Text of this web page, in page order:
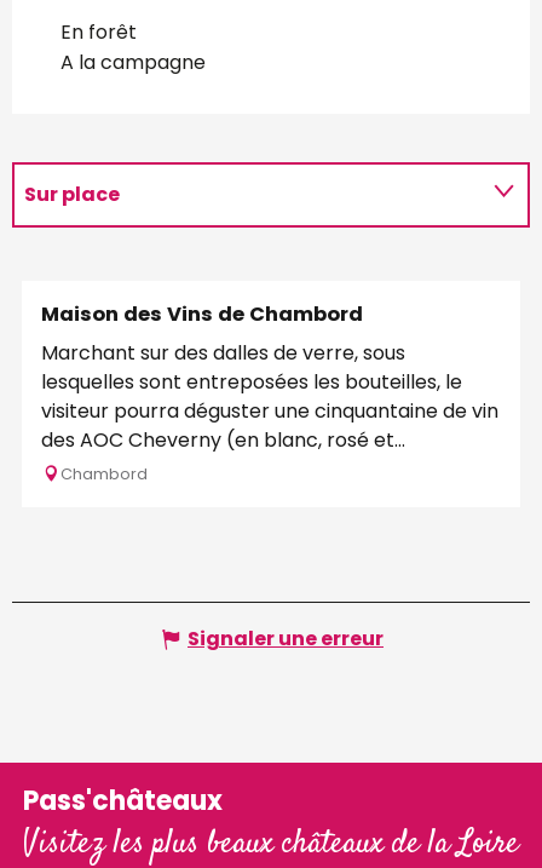
En forêt
A la campagne
Sur place
Maison des Vins de Chambord
Marchant sur des dalles de verre, sous
lesquelles sont entreposées les bouteilles, le
visiteur pourra déguster une cinquantaine de vin
des AOC Cheverny (en blanc, rosé et...
Chambord
Signaler une erreur
Pass'châteaux
Visitez les plus beaux châteaux de la Loire